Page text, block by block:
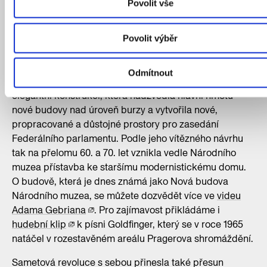
Povolit vše
Povolit výběr
Odmítnout
zpochybňována už v předchozích dvou soutěžích, a to
především proto, že byla příliš vzdálená centru města.
Namísto toho vznikl plán rozšířit budovu Peněžní burzy.
S jedinečným a odvážným návrhem tehdy přišel Karel
elegantní konstrukcí, která nadzvedla hlavní hmotu
nové budovy nad úroveň burzy a vytvořila nové,
propracované a důstojné prostory pro zasedání
Federálního parlamentu. Podle jeho vítězného návrhu
tak na přelomu 60. a 70. let vznikla vedle Národního
muzea přístavba ke staršímu modernistickému domu.
O budově, která je dnes známá jako Nová budova
Národního muzea, se můžete dozvědět více vevideu
Adama Gebriana
. Pro zajímavost přikládáme i
hudební klip
k písni Goldfinger, který se v roce 1965
natáčel v rozestavěném areálu Pragerova shromáždění.
Sametová revoluce s sebou přinesla také přesun